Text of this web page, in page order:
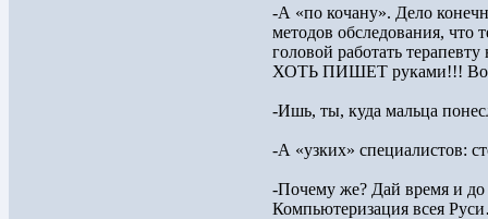
-А «по кочану». Дело
методов обследования, что
головой работать
ХОТЬ ПИШЕТ руками!!! Вот и
-Ишь, ты, куда мальца
-А «узких» специалистов:
-Почему же? Дай время и до
Компьютеризация всея